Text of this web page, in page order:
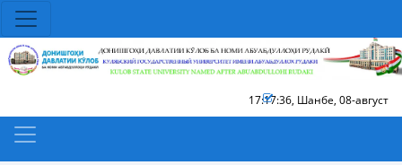
17:17:36, Шанбе, 08-август